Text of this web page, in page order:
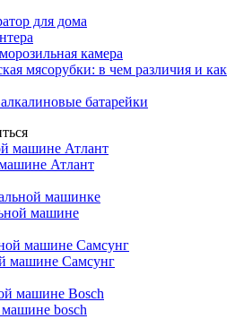
для дома
камера
мясорубки: в чем различия и как
батарейки
Атлант
машине
машине Cамсунг
bosch